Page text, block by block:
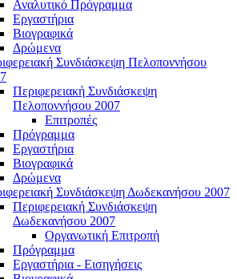
Αναλυτικό Πρόγραμμα
Εργαστήρια
Βιογραφικά
Δρώμενα
Συνδιάσκεψη Πελοποννήσου
Περιφερειακή Συνδιάσκεψη
Πελοποννήσου 2007
Επιτροπές
Πρόγραμμα
Εργαστήρια
Βιογραφικά
Δρώμενα
Συνδιάσκεψη Δωδεκανήσου 2007
Περιφερειακή Συνδιάσκεψη
Δωδεκανήσου 2007
Οργανωτική Επιτροπή
Πρόγραμμα
Εργαστήρια - Εισηγήσεις